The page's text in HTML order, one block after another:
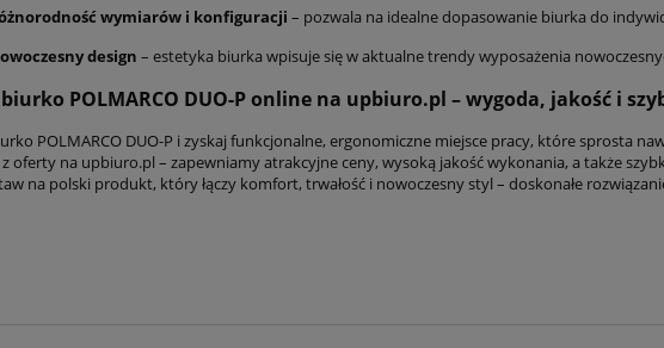
wymiarów i konfiguracji – pozwala na idealne dopasowanie biurka do
design – estetyka biurka wpisuje się w aktualne trendy wyposażenia
POLMARCO DUO-P online na upbiuro.pl – wygoda, jakość i
POLMARCO DUO-P i zyskaj funkcjonalne, ergonomiczne miejsce pracy, które sprosta
oferty na upbiuro.pl – zapewniamy atrakcyjne ceny, wysoką jakość wykonania, a także
na polski produkt, który łączy komfort, trwałość i nowoczesny styl – doskonałe